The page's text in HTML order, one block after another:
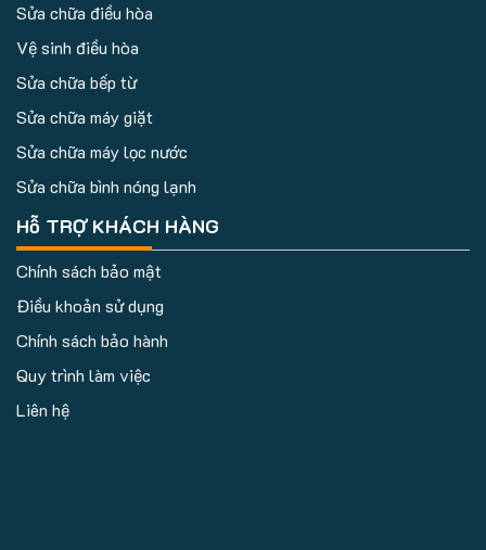
Sửa chữa điều hòa
Vệ sinh điều hòa
Sửa chữa bếp từ
Sửa chữa máy giặt
Sửa chữa máy lọc nước
Sửa chữa bình nóng lạnh
Hỗ TRỢ KHÁCH HÀNG
Chính sách bảo mật
Điều khoản sử dụng
Chính sách bảo hành
Quy trình làm việc
Liên hệ